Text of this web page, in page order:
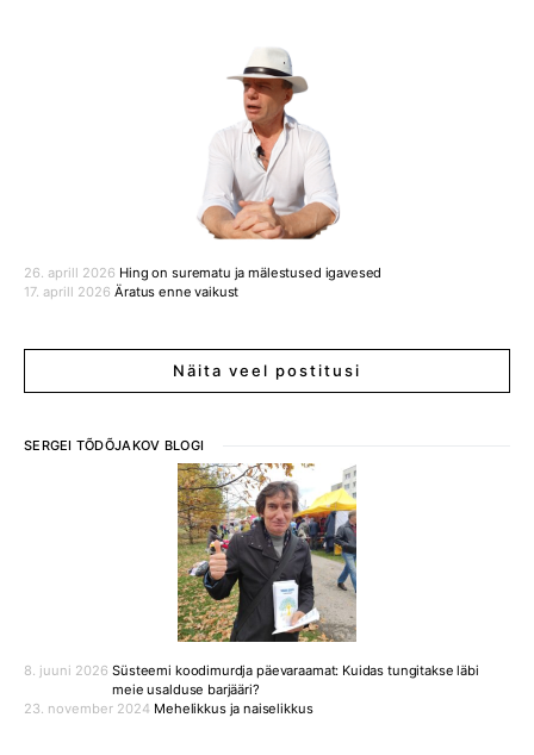
Hing on surematu ja mälestused igavesed
26. aprill 2026
Äratus enne vaikust
17. aprill 2026
Näita veel postitusi
SERGEI TÕDÕJAKOV BLOGI
Süsteemi koodimurdja päevaraamat: Kuidas tungitakse läbi
meie usalduse barjääri?
8. juuni 2026
Mehelikkus ja naiselikkus
23. november 2024